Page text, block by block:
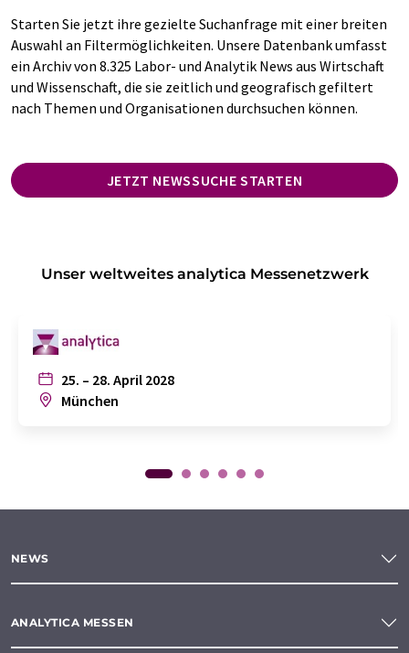
Starten Sie jetzt ihre gezielte Suchanfrage mit einer breiten
Auswahl an Filtermöglichkeiten. Unsere Datenbank umfasst
ein Archiv von 8.325 Labor- und Analytik News aus Wirtschaft
und Wissenschaft, die sie zeitlich und geografisch gefiltert
nach Themen und Organisationen durchsuchen können.
JETZT NEWSSUCHE STARTEN
Unser weltweites analytica Messenetzwerk
25. – 28. April 2028
München
NEWS
ANALYTICA MESSEN